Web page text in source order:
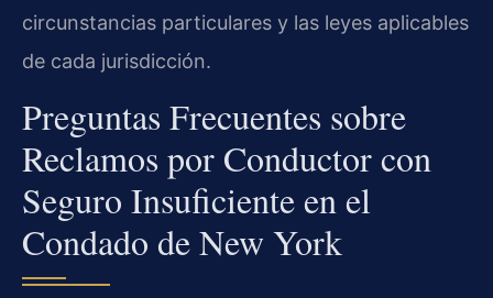
circunstancias particulares y las leyes aplicables
de cada jurisdicción.
Preguntas Frecuentes sobre
Reclamos por Conductor con
Seguro Insuficiente en el
Condado de New York